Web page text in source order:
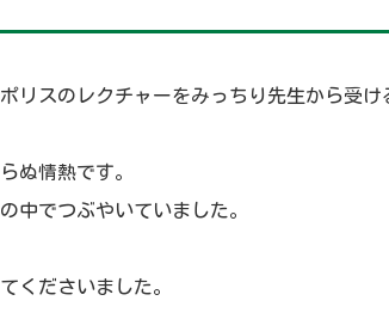
スのレクチャーをみっちり先生から受け
ぬ情熱です。
中でつぶやいていました。
くださいました。